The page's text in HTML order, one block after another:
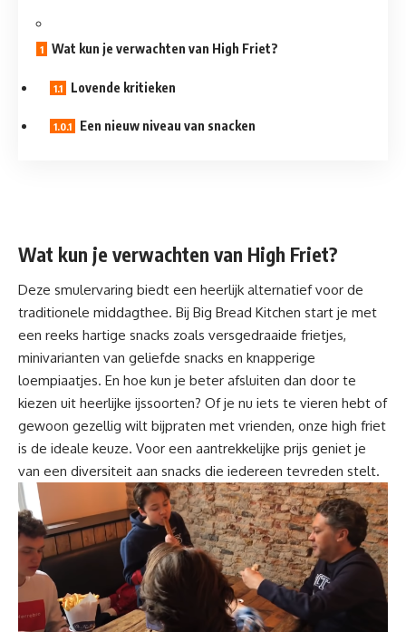
Wat kun je verwachten van High Friet?
Lovende kritieken
Een nieuw niveau van snacken
Wat kun je verwachten van High Friet?
Deze smulervaring biedt een heerlijk alternatief voor de
traditionele middagthee. Bij Big Bread Kitchen start je met
een reeks hartige snacks zoals versgedraaide frietjes,
minivarianten van geliefde snacks en knapperige
loempiaatjes. En hoe kun je beter afsluiten dan door te
kiezen uit heerlijke ijssoorten? Of je nu iets te vieren hebt of
gewoon gezellig wilt bijpraten met vrienden, onze high friet
is de ideale keuze. Voor een aantrekkelijke prijs geniet je
van een diversiteit aan snacks die iedereen tevreden stelt.